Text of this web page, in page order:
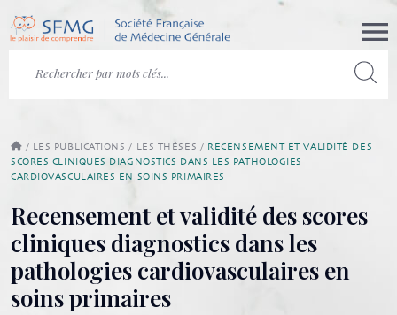
/ LES PUBLICATIONS / LES THÈSES / RECENSEMENT ET VALIDITÉ DES
SCORES CLINIQUES DIAGNOSTICS DANS LES PATHOLOGIES
CARDIOVASCULAIRES EN SOINS PRIMAIRES
Recensement et validité des scores
cliniques diagnostics dans les
pathologies cardiovasculaires en
soins primaires